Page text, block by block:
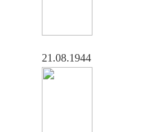
21.08.1944